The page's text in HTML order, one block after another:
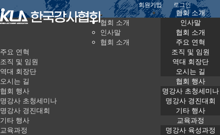
회원가입 로그인
협회 소개
인사말
협회 소개
주요 연혁
조직 및 임원
역대 회장단
오시는 길
협회 행사
명강사 초청세미나
명강사 경진대회
기타 행사
교육과정
명강사 육성과정
협회 소개
인사말
협회 소개
주요 연혁
조직 및 임원
역대 회장단
오시는 길
협회 행사
명강사 초청세미나
명강사 경진대회
기타 행사
교육과정